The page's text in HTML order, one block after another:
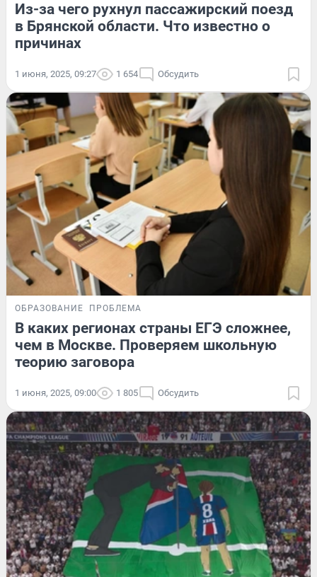
Из-за чего рухнул пассажирский поезд
в Брянской области. Что известно о
причинах
1 июня, 2025, 09:27 1 654 Обсудить
ОБРАЗОВАНИЕ ПРОБЛЕМА
В каких регионах страны ЕГЭ сложнее,
чем в Москве. Проверяем школьную
теорию заговора
1 июня, 2025, 09:00 1 805 Обсудить